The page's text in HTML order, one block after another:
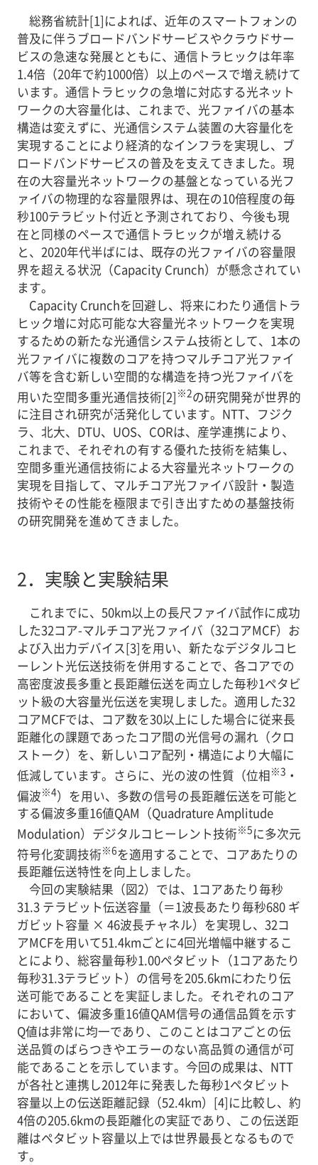
総務省統計[1]によれば、近年のスマートフォンの
普及に伴うブロードバンドサービスやクラウドサー
ビスの急速な発展とともに、通信トラヒックは年率
1.4倍（20年で約1000倍）以上のペースで増え続けて
います。通信トラヒックの急増に対応する光ネット
ワークの大容量化は、これまで、光ファイバの基本
構造は変えずに、光通信システム装置の大容量化を
実現することにより経済的なインフラを実現し、ブ
ロードバンドサービスの普及を支えてきました。現
在の大容量光ネットワークの基盤となっている光フ
ァイバの物理的な容量限界は、現在の10倍程度の毎
秒100テラビット付近と予測されており、今後も現
在と同様のペースで通信トラヒックが増え続ける
と、2020年代半ばには、既存の光ファイバの容量限
界を超える状況（Capacity Crunch）が懸念されてい
ます。
Capacity Crunchを回避し、将来にわたり通信トラ
ヒック増に対応可能な大容量光ネットワークを実現
するための新たな光通信システム技術として、1本の
光ファイバに複数のコアを持つマルチコア光ファイ
バ等を含む新しい空間的な構造を持つ光ファイバを
用いた空間多重光通信技術[2] ※2の研究開発が世界的
に注目され研究が活発化しています。NTT、フジク
ラ、北大、DTU、UOS、CORは、産学連携により、
これまで、それぞれの有する優れた技術を結集し、
空間多重光通信技術による大容量光ネットワークの
実現を目指して、マルチコア光ファイバ設計・製造
技術やその性能を極限まで引き出すための基盤技術
の研究開発を進めてきました。
2． 実験と実験結果
これまでに、50km以上の長尺ファイバ試作に成功
した32コア-マルチコア光ファイバ（32コアMCF）お
よび入出力デバイス[3]を用い、新たなデジタルコヒ
ーレント光伝送技術を併用することで、各コアでの
高密度波長多重と長距離伝送を両立した毎秒1ペタビ
ット級の大容量光伝送を実現しました。適用した32
コアMCFでは、コア数を30以上にした場合に従来長
距離化の課題であったコア間の光信号の漏れ（クロ
ストーク）を、新しいコア配列・構造により大幅に
低減しています。さらに、光の波の性質（位相※3 ・
偏波※4）を用い、多数の信号の長距離伝送を可能と
する偏波多重16値QAM（Quadrature Amplitude
Modulation）デジタルコヒーレント技術※5に多次元
符号化変調技術※6を適用することで、コアあたりの
長距離伝送特性を向上しました。
今回の実験結果（図2）では、1コアあたり毎秒
31.3 テラビット伝送容量（＝1波長あたり毎秒680 ギ
ガビット容量 × 46波長チャネル）を実現し、32コ
アMCFを用いて51.4kmごとに4回光増幅中継するこ
とにより、総容量毎秒1.00ペタビット（1コアあたり
毎秒31.3テラビット）の信号を205.6kmにわたり伝
送可能であることを実証しました。それぞれのコア
において、偏波多重16値QAM信号の通信品質を示す
Q値は非常に均一であり、このことはコアごとの伝
送品質のばらつきやエラーのない高品質の通信が可
能であることを示しています。今回の成果は、NTT
が各社と連携し2012年に発表した毎秒1ペタビット
容量以上の伝送距離記録（52.4km）[4]に比較し、約
4倍の205.6kmの長距離化の実証であり、この伝送距
離はペタビット容量以上では世界最長となるもので
す。